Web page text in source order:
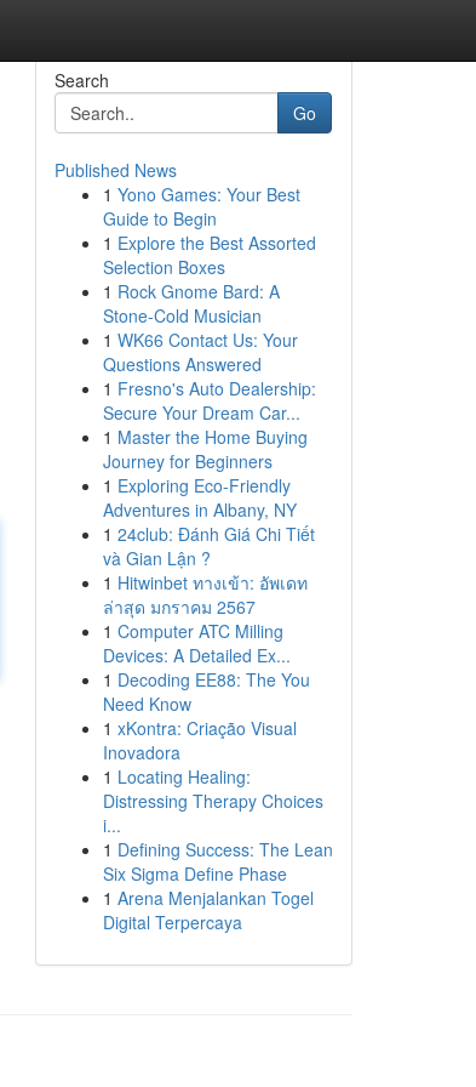
Search
Go
Published News
1 Yono Games: Your Best
Guide to Begin
1 Explore the Best Assorted
Selection Boxes
1 Rock Gnome Bard: A
Stone-Cold Musician
1 WK66 Contact Us: Your
Questions Answered
1 Fresno's Auto Dealership:
Secure Your Dream Car...
1 Master the Home Buying
Journey for Beginners
1 Exploring Eco-Friendly
Adventures in Albany, NY
1 24club: Đánh Giá Chi Tiết
và Gian Lận ?
1 Hitwinbet ทางเข้า: อัพเดท
ล่าสุด มกราคม 2567
1 Computer ATC Milling
Devices: A Detailed Ex...
1 Decoding EE88: The You
Need Know
1 xKontra: Criação Visual
Inovadora
1 Locating Healing:
Distressing Therapy Choices
i...
1 Defining Success: The Lean
Six Sigma Define Phase
1 Arena Menjalankan Togel
Digital Terpercaya